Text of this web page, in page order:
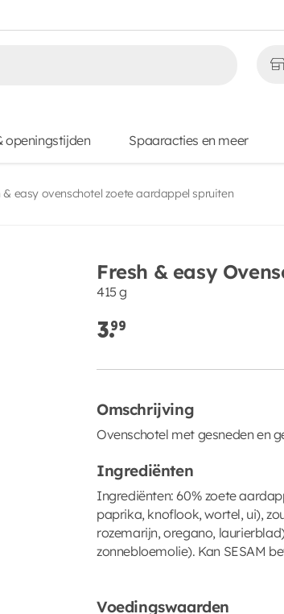
openingstijden Spaaracties en meer
& easy ovenschotel zoete aardappel spruiten
Fresh & easy
415 g
3.99
Omschrijving
Ovenschotel met gesneden en
Ingrediënten
Ingrediënten: 60% zoete
paprika, knoflook, wortel, ui),
rozemarijn, oregano,
zonnebloemolie). Kan SESAM
Voedingswaarden